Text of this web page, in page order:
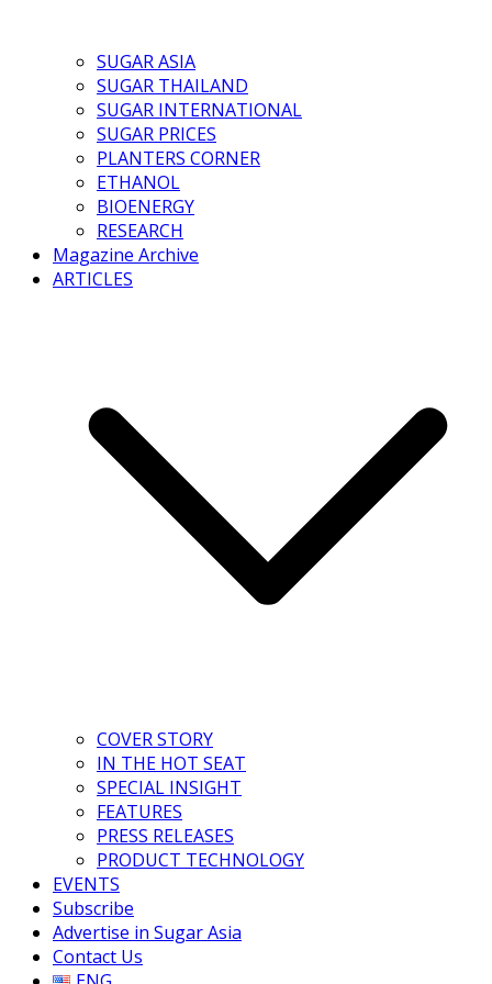
SUGAR ASIA
SUGAR THAILAND
SUGAR INTERNATIONAL
SUGAR PRICES
PLANTERS CORNER
ETHANOL
BIOENERGY
RESEARCH
Magazine Archive
ARTICLES
COVER STORY
IN THE HOT SEAT
SPECIAL INSIGHT
FEATURES
PRESS RELEASES
PRODUCT TECHNOLOGY
EVENTS
Subscribe
Advertise in Sugar Asia
Contact Us